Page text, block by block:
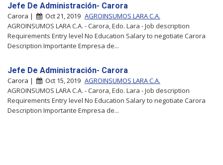
Jefe De Administración- Carora
Carora | Oct 21, 2019 AGROINSUMOS LARA C.A.
AGROINSUMOS LARA C.A. - Carora, Edo. Lara - Job description
Requirements Entry level No Education Salary to negotiate Carora
Description Importante Empresa de...
Jefe De Administración- Carora
Carora | Oct 15, 2019 AGROINSUMOS LARA C.A.
AGROINSUMOS LARA C.A. - Carora, Edo. Lara - Job description
Requirements Entry level No Education Salary to negotiate Carora
Description Importante Empresa de...